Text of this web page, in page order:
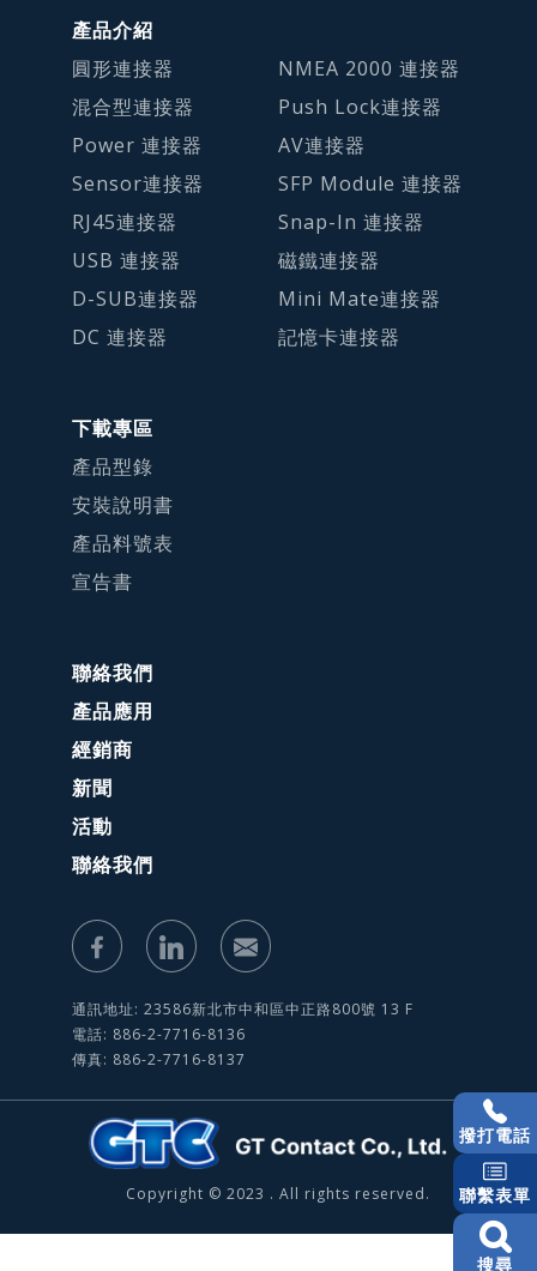
產品介紹
圓形連接器
混合型連接器
Power 連接器
Sensor連接器
RJ45連接器
USB 連接器
D-SUB連接器
DC 連接器
NMEA 2000 連接器
Push Lock連接器
AV連接器
SFP Module 連接器
Snap-In 連接器
磁鐵連接器
Mini Mate連接器
記憶卡連接器
下載專區
產品型錄
安裝說明書
產品料號表
宣告書
聯絡我們
產品應用
經銷商
新聞
活動
聯絡我們
通訊地址: 23586新北市中和區中正路800號 13 F
電話: 886-2-7716-8136
傳真: 886-2-7716-8137
Copyright © 2023 . All rights reserved.
撥打電話
聯繫表單
搜尋